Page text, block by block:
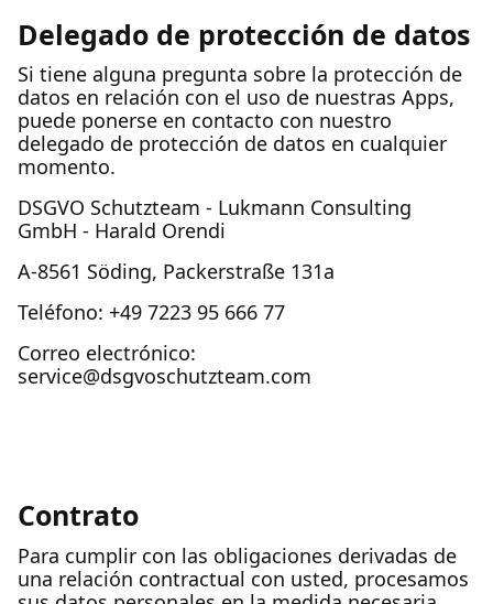
Delegado de protección de datos
Si tiene alguna pregunta sobre la protección de
datos en relación con el uso de nuestras Apps,
puede ponerse en contacto con nuestro
delegado de protección de datos en cualquier
momento.
DSGVO Schutzteam - Lukmann Consulting
GmbH - Harald Orendi
A-8561 Söding, Packerstraße 131a
Teléfono: +49 7223 95 666 77
Correo electrónico:
service@dsgvoschutzteam.com
Contrato
Para cumplir con las obligaciones derivadas de
una relación contractual con usted, procesamos